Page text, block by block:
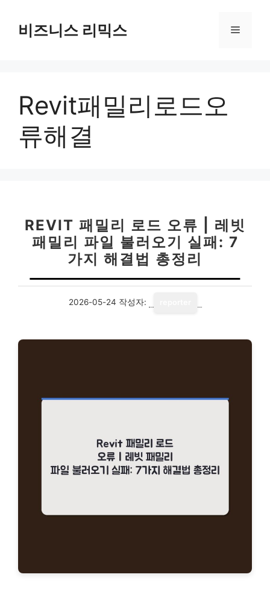
비즈니스 리믹스 메
Revit패밀리로드오
류해결
REVIT 패밀리 로드 오류 | 레빗
패밀리 파일 불러오기 실패: 7
가지 해결법 총정리
2026-05-24 작성자: